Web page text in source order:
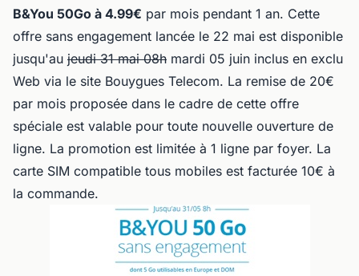
B&You 50Go à 4.99€ par mois pendant 1 an. Cette
offre sans engagement lancée le 22 mai est disponible
jusqu'au jeudi 31 mai 08h mardi 05 juin inclus en exclu
Web via le site Bouygues Telecom. La remise de 20€
par mois proposée dans le cadre de cette offre
spéciale est valable pour toute nouvelle ouverture de
ligne. La promotion est limitée à 1 ligne par foyer. La
carte SIM compatible tous mobiles est facturée 10€ à
la commande.